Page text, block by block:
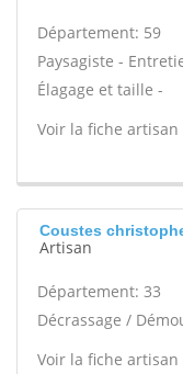
Département: 59
Paysagiste -
Élagage et taille -
Voir la fiche artisan
Coustes
Artisan
Département: 33
Décrassage /
Voir la fiche artisan